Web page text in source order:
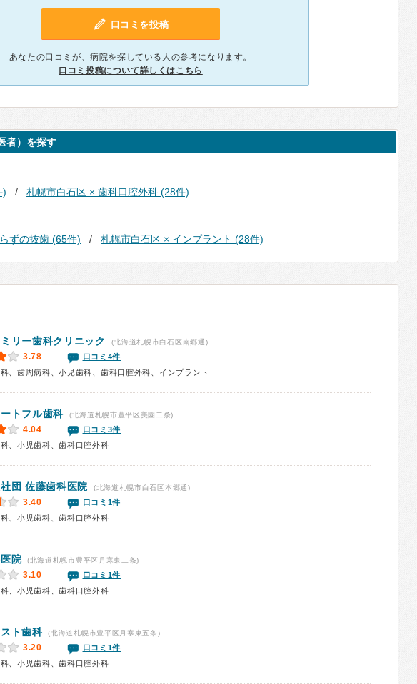
口コミを投稿
あなたの口コミが、病院を探している人の参考になります。
口コミ投稿について詳しくはこちら
者）を探す
)
札幌市白石区 × 歯科口腔外科 (28件)
ずの抜歯 (65件)
札幌市白石区 × インプラント (28件)
リー歯科クリニック (北海道札幌市白石区南郷通)
3.78
口コミ4件
、歯周病科、小児歯科、歯科口腔外科、インプラント
トフル歯科 (北海道札幌市豊平区美園二条)
4.04
口コミ3件
、小児歯科、歯科口腔外科
団 佐藤歯科医院 (北海道札幌市白石区本郷通)
3.40
口コミ1件
、小児歯科、歯科口腔外科
院 (北海道札幌市豊平区月寒東二条)
3.10
口コミ1件
、小児歯科、歯科口腔外科
ト歯科 (北海道札幌市豊平区月寒東五条)
3.20
口コミ1件
、小児歯科、歯科口腔外科